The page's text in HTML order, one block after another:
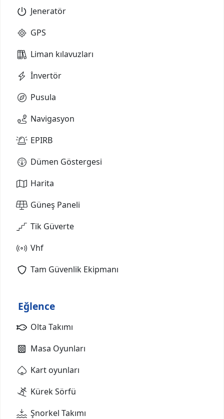
Jeneratör
GPS
Liman kılavuzları
İnvertör
Pusula
Navigasyon
EPIRB
Dümen Göstergesi
Harita
Güneş Paneli
Tik Güverte
Vhf
Tam Güvenlik Ekipmanı
Eğlence
Olta Takımı
Masa Oyunları
Kart oyunları
Kürek Sörfü
Şnorkel Takımı